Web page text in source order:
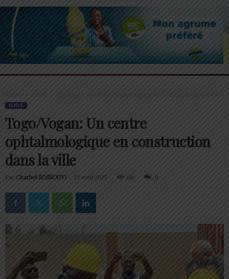
Accueil SANTÉ Togo/Vogan: Un centre ophtalmologique en construction dans la ville
SANTÉ
Togo/Vogan: Un centre
ophtalmologique en construction
dans la ville
Par Charbel SOSSOUVI - 23 avril 2025 156 0